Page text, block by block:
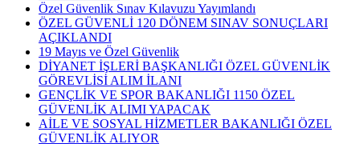
Özel Güvenlik Sınav Kılavuzu Yayımlandı
ÖZEL GÜVENLİ 120 DÖNEM SINAV SONUÇLARI
AÇIKLANDI
19 Mayıs ve Özel Güvenlik
DİYANET İŞLERİ BAŞKANLIĞI ÖZEL GÜVENLİK
GÖREVLİSİ ALIM İLANI
GENÇLİK VE SPOR BAKANLIĞI 1150 ÖZEL
GÜVENLİK ALIMI YAPACAK
AİLE VE SOSYAL HİZMETLER BAKANLIĞI ÖZEL
GÜVENLİK ALIYOR